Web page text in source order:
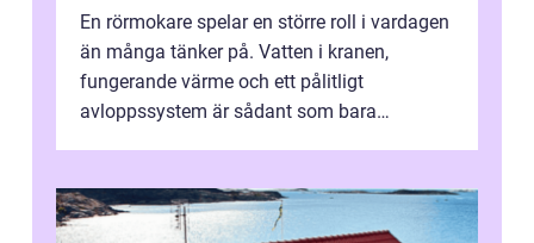
En rörmokare spelar en större roll i vardagen
än många tänker på. Vatten i kranen,
fungerande värme och ett pålitligt
avloppssystem är sådant som bara